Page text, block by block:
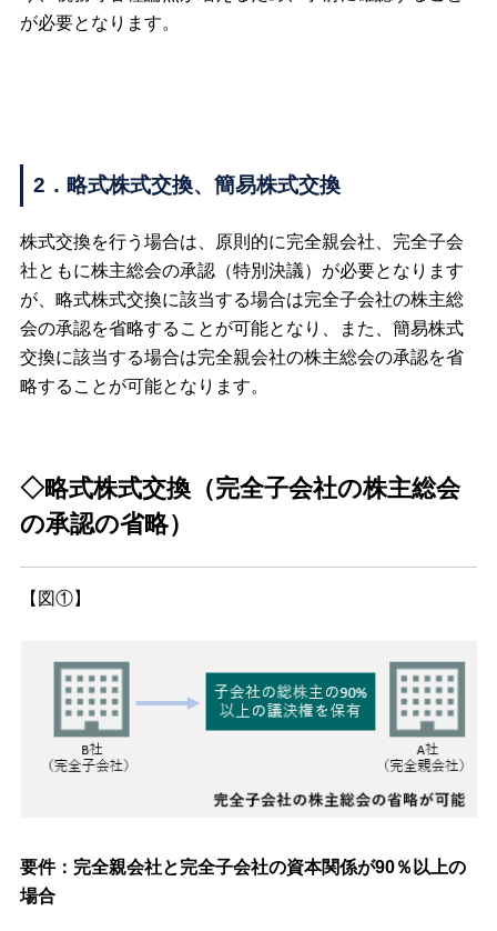
が必要となります。
2．略式株式交換、簡易株式交換
株式交換を行う場合は、原則的に完全親会社、完全子会
社ともに株主総会の承認（特別決議）が必要となります
が、略式株式交換に該当する場合は完全子会社の株主総
会の承認を省略することが可能となり、また、簡易株式
交換に該当する場合は完全親会社の株主総会の承認を省
略することが可能となります。
◇略式株式交換（完全子会社の株主総会
の承認の省略）
【図①】
要件：完全親会社と完全子会社の資本関係が90％以上の
場合